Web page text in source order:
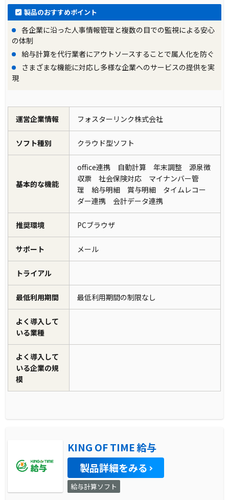
製品のおすすめポイント
各企業に沿った人事情報管理と複数の目での監視による安心
の体制
給与計算を代行業者にアウトソースすることで属人化を防ぐ
さまざまな機能に対応し多様な企業へのサービスの提供を実
現
運営企業情報 フォスターリンク株式会社
ソフト種別 クラウド型ソフト
基本的な機能
office連携 自動計算 年末調整 源泉徴
収票 社会保険対応 マイナンバー管
理 給与明細 賞与明細 タイムレコー
ダー連携 会計データ連携
推奨環境 PCブラウザ
サポート メール
トライアル
最低利用期間 最低利用期間の制限なし
よく導入して
いる業種
よく導入して
いる企業の規
模
KING OF TIME 給与
製品詳細をみる
給与計算ソフト